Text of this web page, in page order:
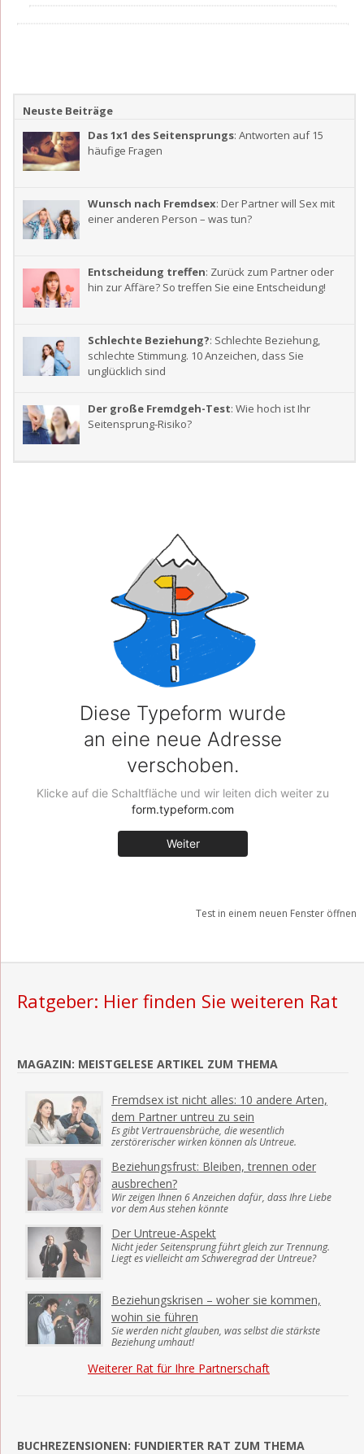
Neuste Beiträge
Das 1x1 des Seitensprungs: Antworten auf 15
häufige Fragen
Wunsch nach Fremdsex: Der Partner will Sex mit
einer anderen Person – was tun?
Entscheidung treffen: Zurück zum Partner oder
hin zur Affäre? So treffen Sie eine Entscheidung!
Schlechte Beziehung?: Schlechte Beziehung,
schlechte Stimmung. 10 Anzeichen, dass Sie
unglücklich sind
Der große Fremdgeh-Test: Wie hoch ist Ihr
Seitensprung-Risiko?
Test in einem neuen Fenster öffnen
Ratgeber: Hier finden Sie weiteren Rat
MAGAZIN: MEISTGELESE ARTIKEL ZUM THEMA
Fremdsex ist nicht alles: 10 andere Arten,
dem Partner untreu zu sein
Es gibt Vertrauensbrüche, die wesentlich
zerstörerischer wirken können als Untreue.
Beziehungsfrust: Bleiben, trennen oder
ausbrechen?
Wir zeigen Ihnen 6 Anzeichen dafür, dass Ihre Liebe
vor dem Aus stehen könnte
Der Untreue-Aspekt
Nicht jeder Seitensprung führt gleich zur Trennung.
Liegt es vielleicht am Schweregrad der Untreue?
Beziehungskrisen – woher sie kommen,
wohin sie führen
Sie werden nicht glauben, was selbst die stärkste
Beziehung umhaut!
Weiterer Rat für Ihre Partnerschaft
BUCHREZENSIONEN: FUNDIERTER RAT ZUM THEMA